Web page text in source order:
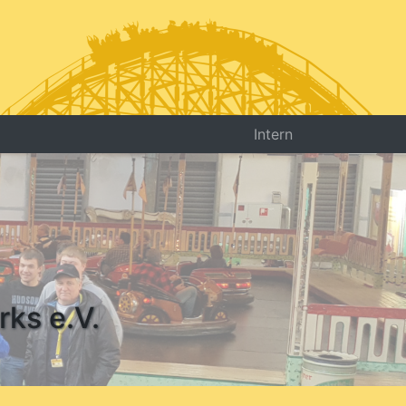
Intern
e.V.
e.V.